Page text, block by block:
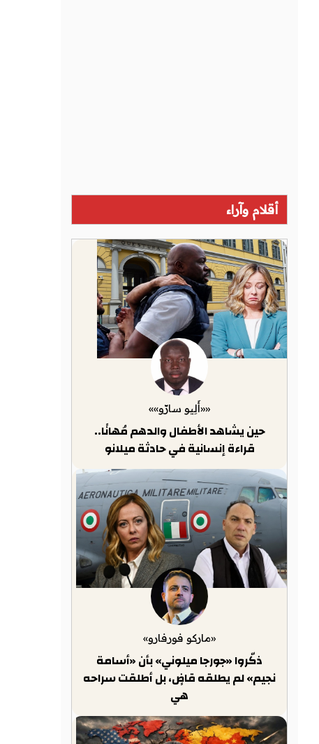
أقلام وآراء
««أَلِيو سارّو»»
حين يشاهد الأطفال والدهم مُهانًا..
قراءة إنسانية في حادثة ميلانو
«ماركو فورفارو»
ذكّروا «جورجا ميلوني» بأن «أسامة
نجيم» لم يطلقه قاضٍ، بل أطلقت سراحه
هي